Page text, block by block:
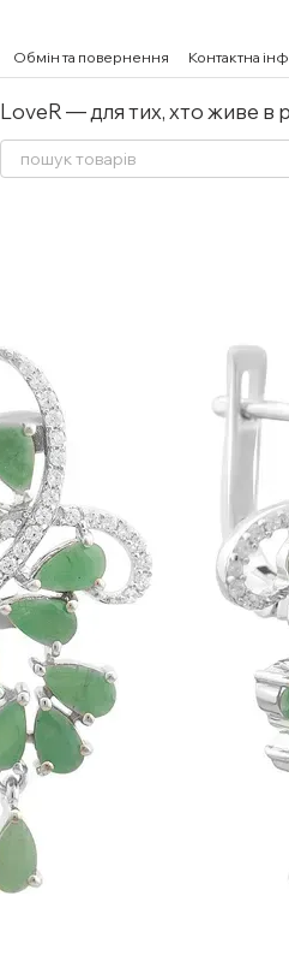
Обмін та повернення Контактна
LoveR — для тих, хто живе в